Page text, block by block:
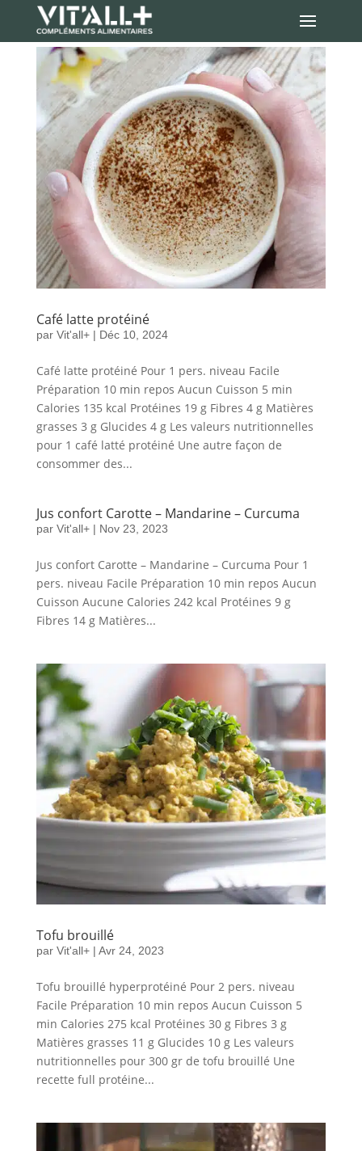
Café latte protéiné
par Vit'all+| Déc 10, 2024
Café latte protéiné Pour 1 pers. niveau Facile
Préparation 10 min repos Aucun Cuisson 5 min
Calories 135 kcal Protéines 19 g Fibres 4 g Matières
grasses 3 g Glucides 4 g Les valeurs nutritionnelles
pour 1 café latté protéiné Une autre façon de
consommer des...
Jus confort Carotte – Mandarine – Curcuma
par Vit'all+| Nov 23, 2023
Jus confort Carotte – Mandarine – Curcuma Pour 1
pers. niveau Facile Préparation 10 min repos Aucun
Cuisson Aucune Calories 242 kcal Protéines 9 g
Fibres 14 g Matières...
Tofu brouillé
par Vit'all+| Avr 24, 2023
Tofu brouillé hyperprotéiné Pour 2 pers. niveau
Facile Préparation 10 min repos Aucun Cuisson 5
min Calories 275 kcal Protéines 30 g Fibres 3 g
Matières grasses 11 g Glucides 10 g Les valeurs
nutritionnelles pour 300 gr de tofu brouillé Une
recette full protéine...